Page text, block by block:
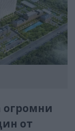
огромни
от